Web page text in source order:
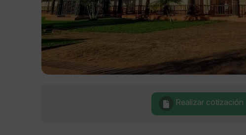
Realizar cotización